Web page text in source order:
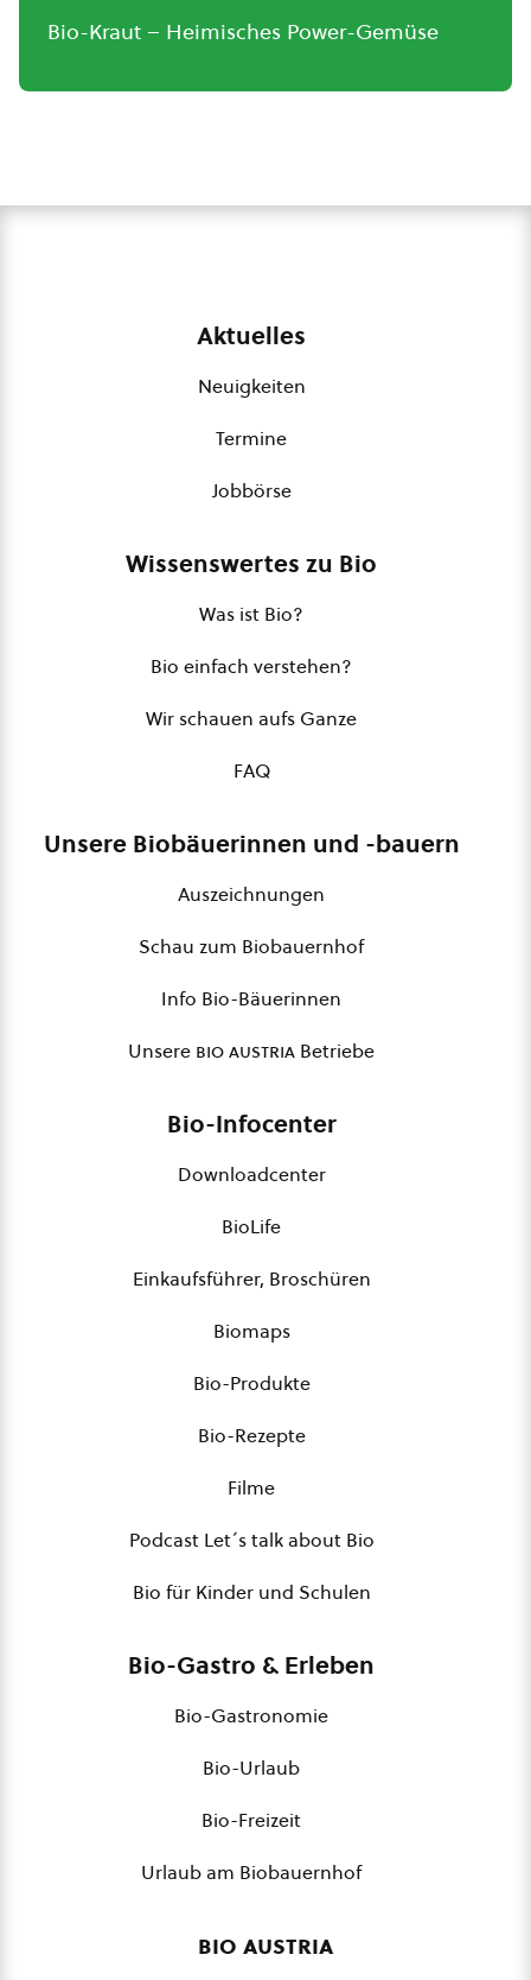
Bio-Kraut – Heimisches Power-Gemüse
Aktuelles
Neuigkeiten
Termine
Jobbörse
Wissenswertes zu Bio
Was ist Bio?
Bio einfach verstehen?
Wir schauen aufs Ganze
FAQ
Unsere Biobäuerinnen und -bauern
Auszeichnungen
Schau zum Biobauernhof
Info Bio-Bäuerinnen
Unsere bio austria Betriebe
Bio-Infocenter
Downloadcenter
BioLife
Einkaufsführer, Broschüren
Biomaps
Bio-Produkte
Bio-Rezepte
Filme
Podcast Let´s talk about Bio
Bio für Kinder und Schulen
Bio-Gastro & Erleben
Bio-Gastronomie
Bio-Urlaub
Bio-Freizeit
Urlaub am Biobauernhof
bio austria